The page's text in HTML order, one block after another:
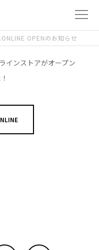
OPENのお知らせ
インストアがオープン